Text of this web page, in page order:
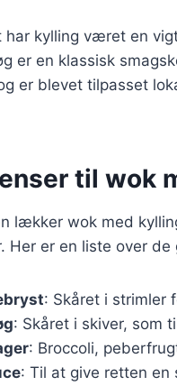
har kylling været en
er en klassisk
er blevet tilpasset
til wok
lækker wok med
Her er en liste over
: Skåret i strimler
: Skåret i skiver, som
: Broccoli,
: Til at give retten en